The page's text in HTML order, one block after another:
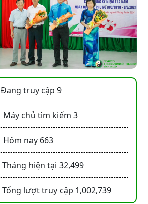
Đang truy cập 9
Máy chủ tìm kiếm 3
Hôm nay 663
Tháng hiện tại 32,499
Tổng lượt truy cập 1,002,739